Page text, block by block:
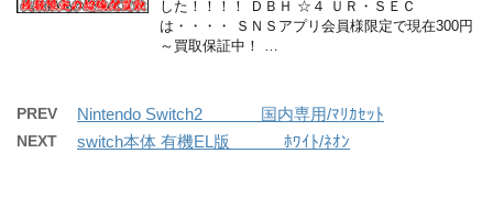
した！！！！ ＤＢＨ ☆４ ＵＲ・ＳＥＣ
は・・・・ ＳＮＳアプリ会員様限定で現在300円
～買取保証中！ …
PREV Nintendo Switch2 国内専用/ﾏﾘｶｾｯﾄ
NEXT switch本体 有機EL版 ﾎﾜｲﾄ/ﾈｵﾝ